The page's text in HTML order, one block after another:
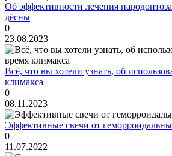
Об эффективности лечения
дёсны
0
23.08.2023
Всё, что вы хотели узнать, об
климакса
0
08.11.2023
Эффективные свечи от
0
11.07.2022